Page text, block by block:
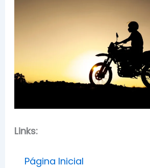
Links:
Página Inicial